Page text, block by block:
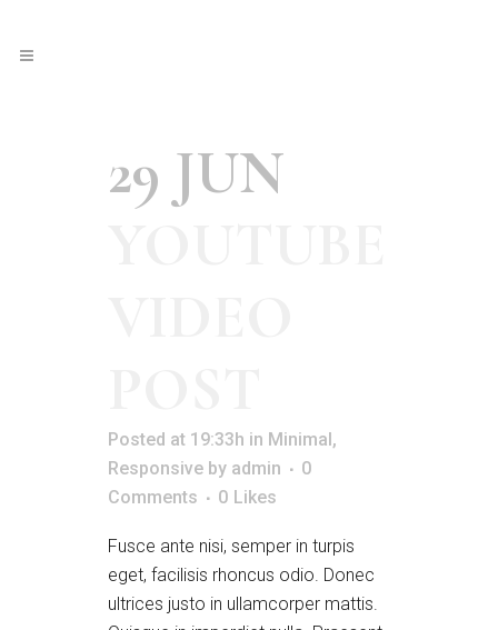
29 JUN
Posted at 19:33h in Minimal,
Responsive by admin
0
Comments
0 Likes
Fusce ante nisi, semper in turpis
eget, facilisis rhoncus odio. Donec
ultrices justo in ullamcorper mattis.